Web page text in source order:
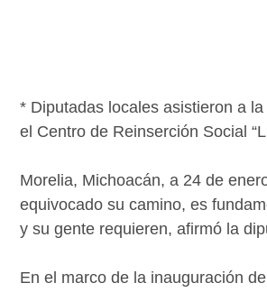
* Diputadas locales asistieron a
el Centro de Reinserción Social
Morelia, Michoacán, a 24 de
equivocado su camino, es
y su gente requieren, afirmó la
En el marco de la inauguración